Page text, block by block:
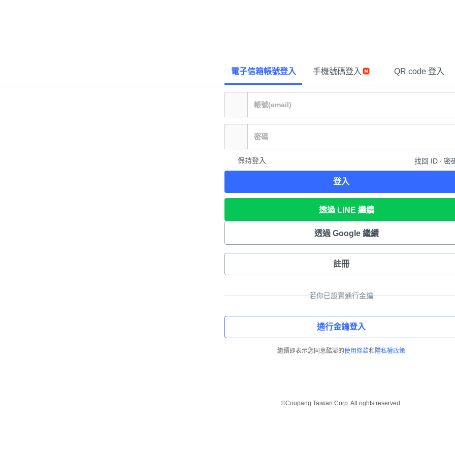
電子信箱帳號登入 手機號碼登入 QR code 登入
保持登入 找回 ID ∙ 密
登入
透過 LINE 繼續
透過 Google 繼續
註冊
若你已設置通行金鑰
通行金鑰登入
繼續即表示您同意酷澎的使用條款和 隱私權政策
©Coupang Taiwan Corp. All rights reserved.